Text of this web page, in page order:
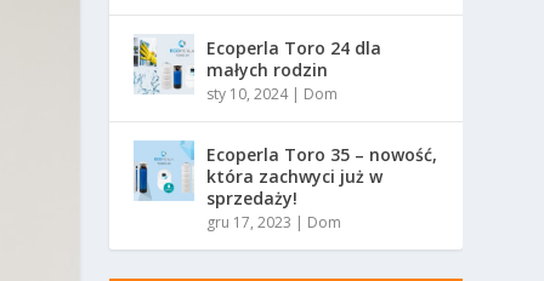
Ecoperla Toro 24 dla
małych rodzin
sty 10, 2024| Dom
Ecoperla Toro 35 – nowość,
która zachwyci już w
sprzedaży!
gru 17, 2023 | Dom